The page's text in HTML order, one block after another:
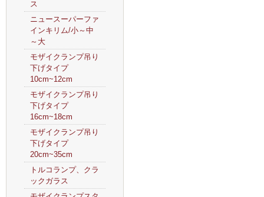
ス
ニュースーパーファ
インキリム/小～中
～大
モザイクランプ吊り
下げタイプ
10cm~12cm
モザイクランプ吊り
下げタイプ
16cm~18cm
モザイクランプ吊り
下げタイプ
20cm~35cm
トルコランプ、クラ
ックガラス